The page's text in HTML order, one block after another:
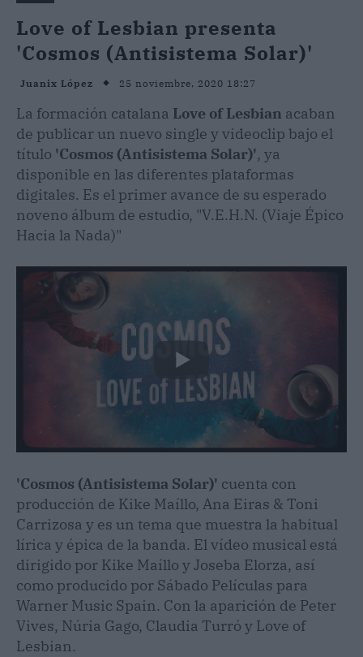
Love of Lesbian presenta
'Cosmos (Antisistema Solar)'
Juanix López 25 noviembre, 2020 18:27
La formación catalana Love of Lesbian acaban
de publicar un nuevo single y videoclip bajo el
título 'Cosmos (Antisistema Solar)', ya
disponible en las diferentes plataformas
digitales. Es el primer avance de su esperado
noveno álbum de estudio, "V.E.H.N. (Viaje Épico
Hacia la Nada)"
'Cosmos (Antisistema Solar)' cuenta con
producción de Kike Maíllo, Ana Eiras & Toni
Carrizosa y es un tema que muestra la habitual
lírica y épica de la banda. El vídeo musical está
dirigido por Kike Maíllo y Joseba Elorza, así
como producido por Sábado Películas para
Warner Music Spain. Con la aparición de Peter
Vives, Núria Gago, Claudia Turró y Love of
Lesbian.